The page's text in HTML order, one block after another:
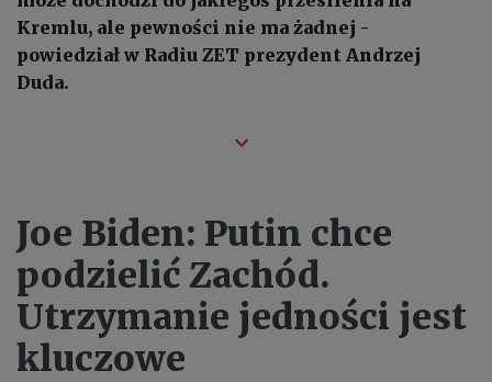
Kremlu, ale pewności nie ma żadnej -
powiedział w Radiu ZET prezydent Andrzej
Duda.
Joe Biden: Putin chce
podzielić Zachód.
Utrzymanie jedności jest
kluczowe